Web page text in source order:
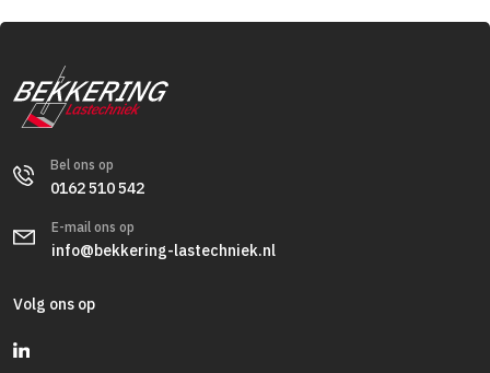
Bel ons op
0162 510 542
E-mail ons op
info@bekkering-lastechniek.nl
Volg ons op